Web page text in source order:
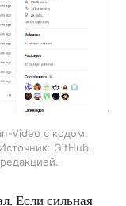
Video с кодом,
GitHub,
Если сильная